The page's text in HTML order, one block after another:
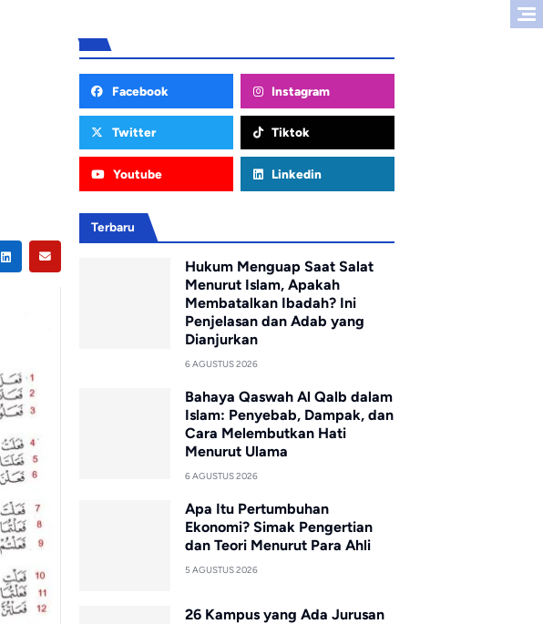
Facebook Instagram
Twitter Tiktok
Youtube Linkedin
Terbaru
Hukum Menguap Saat Salat
Menurut Islam, Apakah
Membatalkan Ibadah? Ini
Penjelasan dan Adab yang
Dianjurkan
6 AGUSTUS 2026
Bahaya Qaswah Al Qalb dalam
Islam: Penyebab, Dampak, dan
Cara Melembutkan Hati
Menurut Ulama
6 AGUSTUS 2026
Apa Itu Pertumbuhan
Ekonomi? Simak Pengertian
dan Teori Menurut Para Ahli
5 AGUSTUS 2026
26 Kampus yang Ada Jurusan